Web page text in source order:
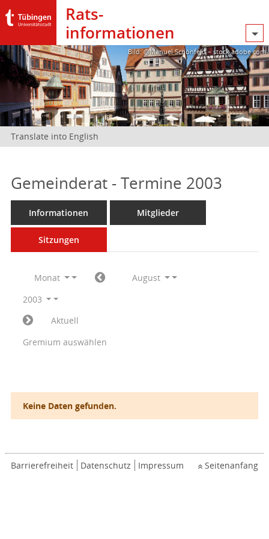
Rats­
informationen
Bild: @Manuel Schönfeld – stock.adobe.com
Translate into English
Gemeinderat - Termine 2003
Informationen Mitglieder
Sitzungen
Monat
August
2003
Aktuell
Gremium auswählen
Keine Daten gefunden.
Barrierefreiheit Datenschutz Impressum Seitenanfang